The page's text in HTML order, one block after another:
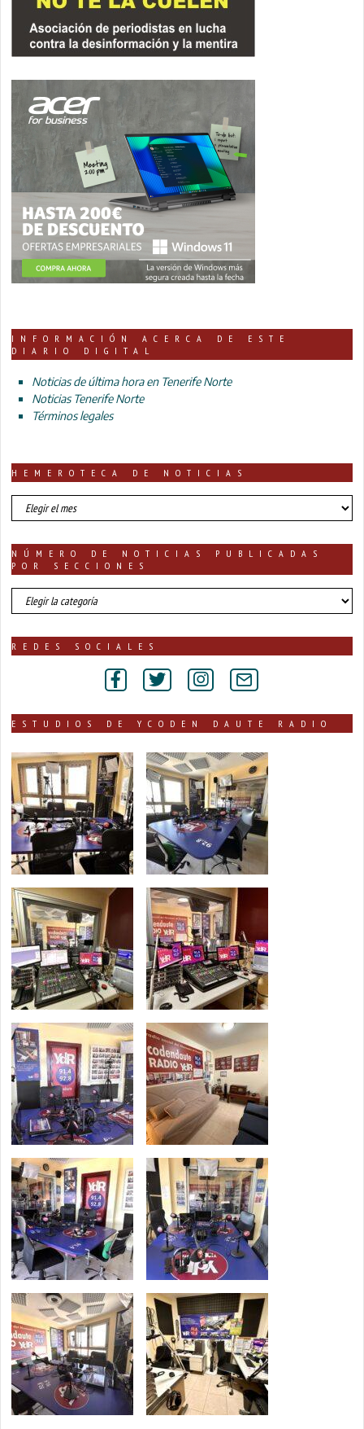
INFORMACIÓN ACERCA DE ESTE
DIARIO DIGITAL
Noticias de última hora en Tenerife Norte
Noticias Tenerife Norte
Términos legales
HEMEROTECA DE NOTICIAS
HEMEROTECA
DE
NÚMERO DE NOTICIAS PUBLICADAS
POR SECCIONES
número
de
publicadas
REDES SOCIALES
ESTUDIOS DE YCODEN DAUTE RADIO